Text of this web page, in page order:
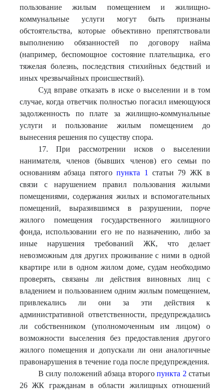
пользование жилым помещением и жилищно-
коммунальные услуги могут быть признаны
обстоятельства, которые объективно препятствовали
выполнению обязанностей по договору найма
(например, беспомощное состояние плательщика, его
тяжелая болезнь, последствия стихийных бедствий и
иных чрезвычайных происшествий).
Суд вправе отказать в иске о выселении и в том
случае, когда ответчик полностью погасил имеющуюся
задолженность по плате за жилищно-коммунальные
услуги и пользование жилым помещением до
вынесения решения по существу спора.
17. При рассмотрении исков о выселении
нанимателя, членов (бывших членов) его семьи по
основаниям абзаца пятогопункта 1
статьи 79 ЖК в
связи с нарушением правил пользования жилыми
помещениями, содержания жилых и вспомогательных
помещений, выразившимся в разрушении, порче
жилого помещения государственного жилищного
фонда, использовании его не по назначению, либо за
иные нарушения требований ЖК, что делает
невозможным для других проживание с ними в одной
квартире или в одном жилом доме, судам необходимо
проверять, связаны ли действия виновных лиц с
владением и пользованием одним жилым помещением,
привлекались ли они за эти действия к
административной ответственности, предупреждались
ли собственником (уполномоченным им лицом) о
возможности выселения без предоставления другого
жилого помещения и допускали ли они аналогичные
правонарушения в течение года после предупреждения.
В силу положений абзаца второгопункта 2 статьи
26 ЖК гражданам в области жилищных отношений